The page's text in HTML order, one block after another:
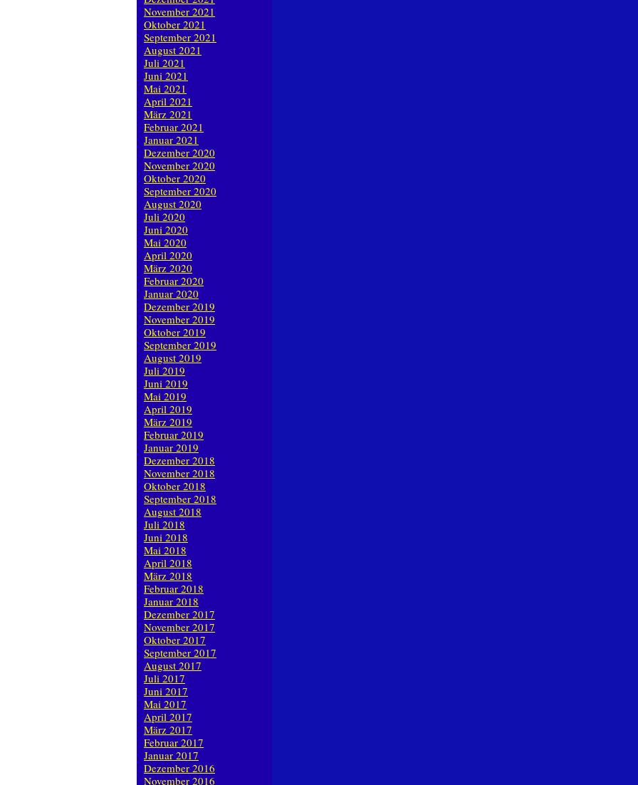
November 2021
Oktober 2021
September 2021
August 2021
Juli 2021
Juni 2021
Mai 2021
April 2021
März 2021
Februar 2021
Januar 2021
Dezember 2020
November 2020
Oktober 2020
September 2020
August 2020
Juli 2020
Juni 2020
Mai 2020
April 2020
März 2020
Februar 2020
Januar 2020
Dezember 2019
November 2019
Oktober 2019
September 2019
August 2019
Juli 2019
Juni 2019
Mai 2019
April 2019
März 2019
Februar 2019
Januar 2019
Dezember 2018
November 2018
Oktober 2018
September 2018
August 2018
Juli 2018
Juni 2018
Mai 2018
April 2018
März 2018
Februar 2018
Januar 2018
Dezember 2017
November 2017
Oktober 2017
September 2017
August 2017
Juli 2017
Juni 2017
Mai 2017
April 2017
März 2017
Februar 2017
Januar 2017
Dezember 2016
November 2016